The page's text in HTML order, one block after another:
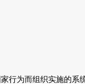
为而组织实施的系